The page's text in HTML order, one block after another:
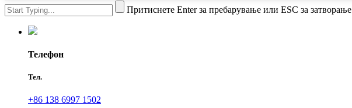
Притиснете Enter за пребарување или ESC за затворање
Телефон
Тел.
+86 138 6997 1502